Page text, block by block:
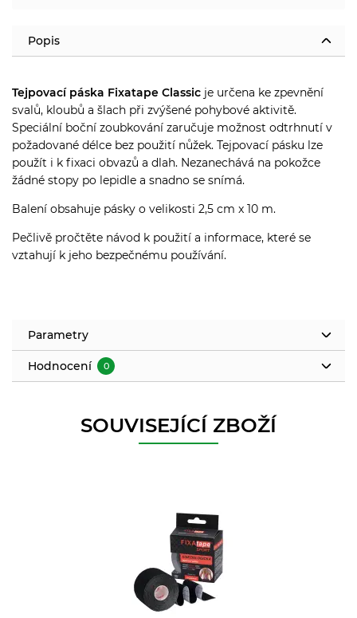
Popis
Tejpovací páska Fixatape Classic je určena ke zpevnění
svalů, kloubů a šlach při zvýšené pohybové aktivitě.
Speciální boční zoubkování zaručuje možnost odtrhnutí v
požadované délce bez použití nůžek. Tejpovací pásku lze
použít i k fixaci obvazů a dlah. Nezanechává na pokožce
žádné stopy po lepidle a snadno se snímá.
Balení obsahuje pásky o velikosti 2,5 cm x 10 m.
Pečlivě pročtěte návod k použití a informace, které se
vztahují k jeho bezpečnému používání.
Parametry
Hodnocení 0
SOUVISEJÍCÍ ZBOŽÍ